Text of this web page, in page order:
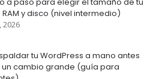
a paso para elegir el tamaño de tu
RAM y disco (nivel intermedio)
2026
tu WordPress a mano antes
cambio grande (guía para